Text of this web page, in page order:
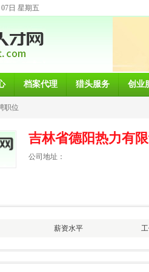
日 星期五
档案代理 猎头服务 创业
职位
吉林省德阳热力有
公司地址：
薪资水平